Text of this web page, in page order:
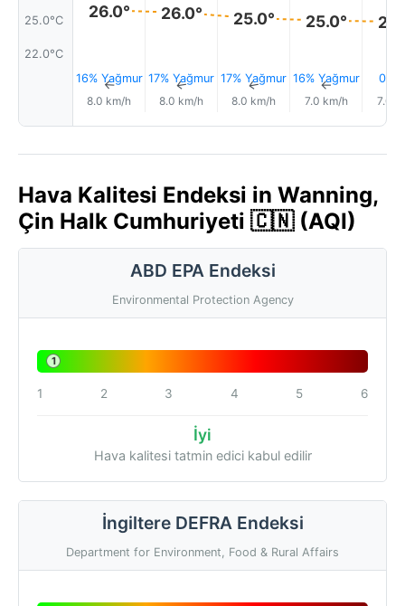
25.0°C
22.0°C
26.0°
16% Yağmur
↑
8.0 km/h
26.0°
17% Yağmur
↑
8.0 km/h
25.0°
17% Yağmur
↑
8.0 km/h
25.0°
16% Yağmur
↑
7.0 km/h
0.1
7.0
Hava Kalitesi Endeksi in Wanning,
Çin Halk Cumhuriyeti 🇨🇳 (AQI)
ABD EPA Endeksi
Environmental Protection Agency
1
1 2 3 4 5 6
İyi
Hava kalitesi tatmin edici kabul edilir
İngiltere DEFRA Endeksi
Department for Environment, Food & Rural Affairs